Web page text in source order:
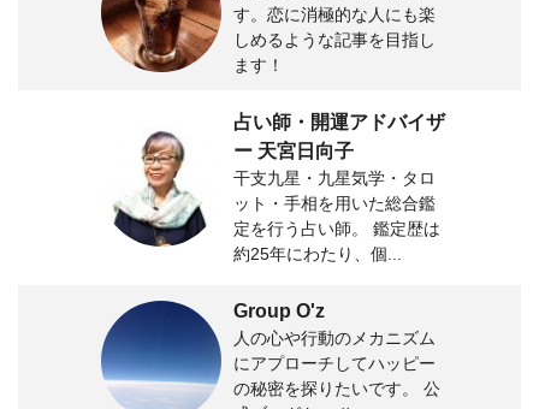
す。恋に消極的な人にも楽
しめるような記事を目指し
ます！
占い師・開運アドバイザ
ー 天宮日向子
干支九星・九星気学・タロ
ット・手相を用いた総合鑑
定を行う占い師。 鑑定歴は
約25年にわたり、個...
Group O'z
人の心や行動のメカニズム
にアプローチしてハッピー
の秘密を探りたいです。 公